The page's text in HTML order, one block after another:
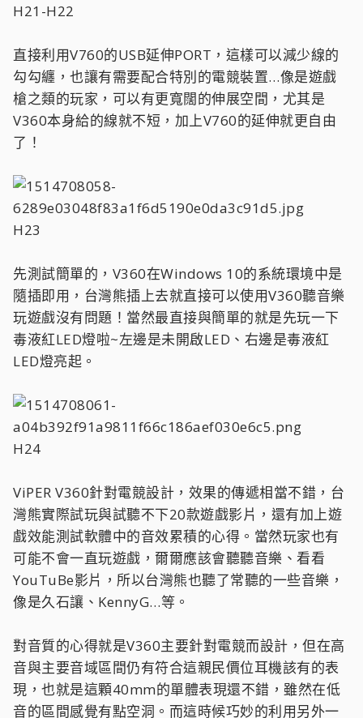
H21-H22
直接利用V760的USB延伸PORT，這樣可以減少線的
勾勾纏，也讓有需要配合特別的電競裝置…像是遊戲
槍之類的玩家，可以有更寬闊的伸展空間，尤其是
V360本身給的線就不短，加上V760的延伸就更自由
了！
H23
先測試簡單的，V360在Windows 10的系統環境中是
隨插即用，台灣熊插上去就直接可以使用V360聽音樂
玩遊戲沒有問題！當然最直接與簡單的就是先玩一下
毒液紅LED燈啦~左邊是未開啟LED、右邊是毒液紅
LED燈亮起。
H24
ViPER V360針對電競設計，效果的傳遞相當不錯，台
灣熊實際試玩與試聽不下20款遊戲影片，還有加上遊
戲效能測試軟體中的音效累積的心得。當然玩家也有
可能不會一直玩遊戲，爾爾應該會聽聽音樂、看看
YouTuBe影片，所以台灣熊也聽了常聽的一些音樂，
像是久石讓、KennyG…等。
對音質的心得就是V360主要針對電競而設計，但在高
音與主要音域區間仍有符合這親民價位耳機該有的表
現，也就是這顆40mm的單體表現還不錯，雖然在低
音的區間感覺有點空洞。而這時候巧妙的利用另外一